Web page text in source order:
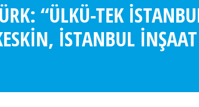
“ÜLKÜ-TEK
İSTANBUL